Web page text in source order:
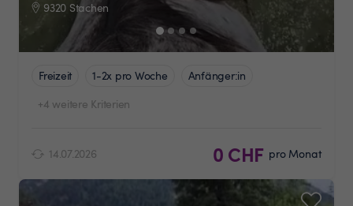
9320 Stachen
Freizeit 1-2x pro Woche
Anfänger:in
+4 weitere Kriterien
14.07.2026 0 CHF pro Monat